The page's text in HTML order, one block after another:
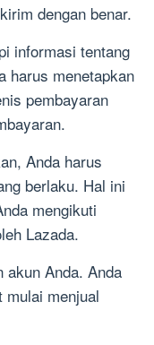
dengan benar.
informasi tentang
harus menetapkan
pembayaran
Anda harus
berlaku. Hal ini
mengikuti
Lazada.
akun Anda. Anda
mulai menjual